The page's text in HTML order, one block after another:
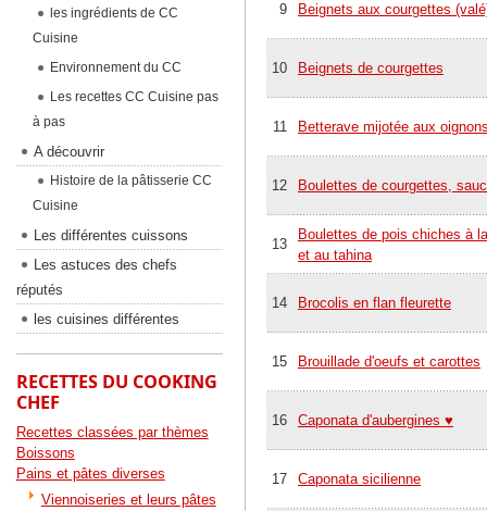
9 Beignets aux courgettes
10 Beignets de courgettes
11 Betterave mijotée aux
12 Boulettes de courgettes,
13
Boulettes de pois chiches à
et au tahina
14 Brocolis en flan fleurette
15 Brouillade d'oeufs et carottes
16 Caponata d'aubergines ♥
17 Caponata sicilienne
les ingrédients de CC
Cuisine
Environnement du CC
Les recettes CC Cuisine pas
à pas
A découvrir
Histoire de la pâtisserie CC
Cuisine
Les différentes cuissons
Les astuces des chefs
réputés
les cuisines différentes
RECETTES DU COOKING
CHEF
Recettes classées par thèmes
Boissons
Pains et pâtes diverses
Viennoiseries et leurs pâtes